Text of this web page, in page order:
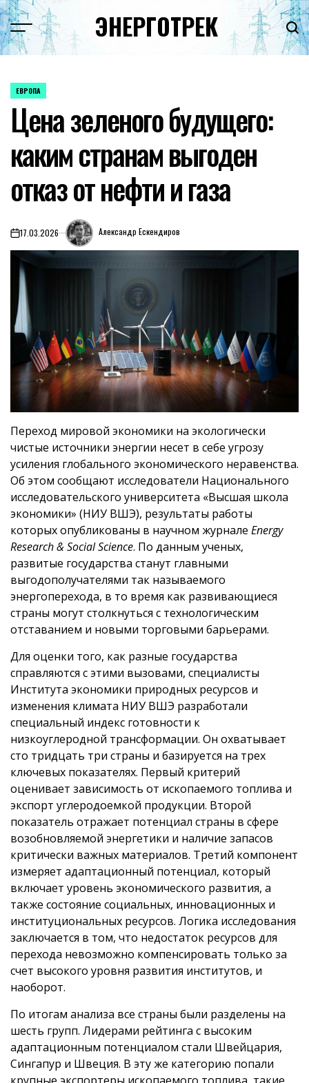
Перейти
к
содержимому
ЭНЕРГОТРЕК
ОПУБЛИКОВАНО
ЕВРОПА
Цена зеленого будущего:
каким странам выгоден
отказ от нефти и газа
on17.03.2026 Александр Ескендиров
Переход мировой экономики на экологически
чистые источники энергии несет в себе угрозу
усиления глобального экономического неравенства.
Об этом сообщают исследователи Национального
исследовательского университета «Высшая школа
экономики» (НИУ ВШЭ), результаты работы
которых опубликованы в научном журнале Energy
Research & Social Science. По данным ученых,
развитые государства станут главными
выгодополучателями так называемого
энергоперехода, в то время как развивающиеся
страны могут столкнуться с технологическим
отставанием и новыми торговыми барьерами.
Для оценки того, как разные государства
справляются с этими вызовами, специалисты
Института экономики природных ресурсов и
изменения климата НИУ ВШЭ разработали
специальный индекс готовности к
низкоуглеродной трансформации. Он охватывает
сто тридцать три страны и базируется на трех
ключевых показателях. Первый критерий
оценивает зависимость от ископаемого топлива и
экспорт углеродоемкой продукции. Второй
показатель отражает потенциал страны в сфере
возобновляемой энергетики и наличие запасов
критически важных материалов. Третий компонент
измеряет адаптационный потенциал, который
включает уровень экономического развития, а
также состояние социальных, инновационных и
институциональных ресурсов. Логика исследования
заключается в том, что недостаток ресурсов для
перехода невозможно компенсировать только за
счет высокого уровня развития институтов, и
наоборот.
По итогам анализа все страны были разделены на
шесть групп. Лидерами рейтинга с высоким
адаптационным потенциалом стали Швейцария,
Сингапур и Швеция. В эту же категорию попали